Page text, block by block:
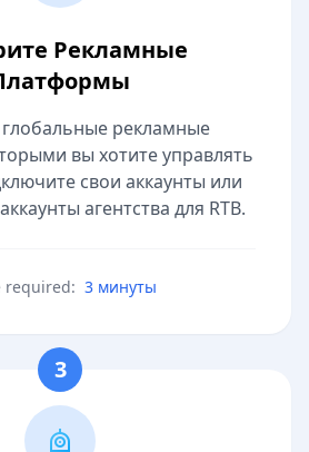
Рекламные
рекламные
вы хотите управлять
свои аккаунты или
агентства для RTB.
required: 3 минуты
3